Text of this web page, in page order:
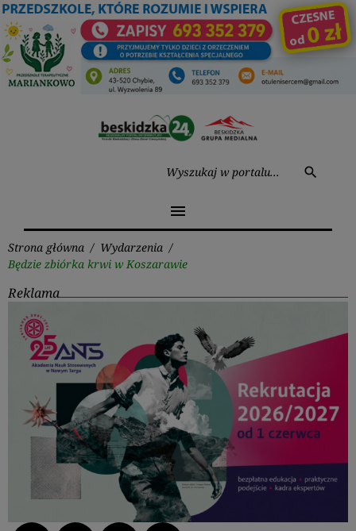
Przejdź
do
treści
search
menu
Strona główna / Wydarzenia /
Będzie zbiórka krwi w Koszarawie
Reklama